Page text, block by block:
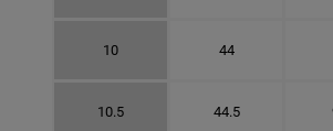
10 44
10.5 44.5